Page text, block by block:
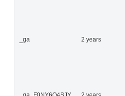
_ga 2 years